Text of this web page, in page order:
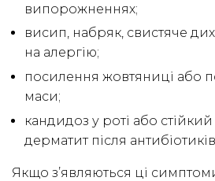
випорожненнях;
висип, набряк, свистяче
на алергію;
посилення жовтяниці або
маси;
кандидоз у роті або
дерматит після антибіотиків.
Якщо з’являються ці